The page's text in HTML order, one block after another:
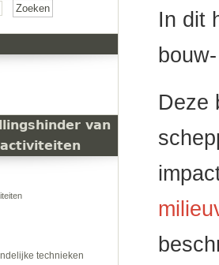
van
technieken
In dit
Deze